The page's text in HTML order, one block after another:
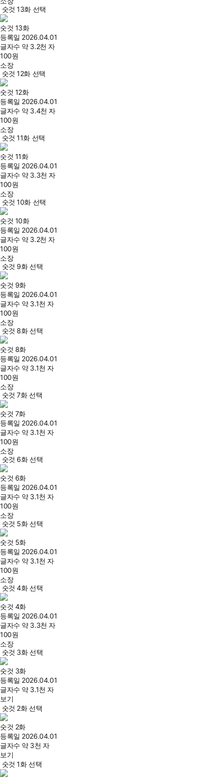
숫것 13화 선택
숫것 13화
등록일 2026.04.01
글자수 약 3.2천 자
100원
소장
숫것 12화 선택
숫것 12화
등록일 2026.04.01
글자수 약 3.4천 자
100원
소장
숫것 11화 선택
숫것 11화
등록일 2026.04.01
글자수 약 3.3천 자
100원
소장
숫것 10화 선택
숫것 10화
등록일 2026.04.01
글자수 약 3.2천 자
100원
소장
숫것 9화 선택
숫것 9화
등록일 2026.04.01
글자수 약 3.1천 자
100원
소장
숫것 8화 선택
숫것 8화
등록일 2026.04.01
글자수 약 3.1천 자
100원
소장
숫것 7화 선택
숫것 7화
등록일 2026.04.01
글자수 약 3.1천 자
100원
소장
숫것 6화 선택
숫것 6화
등록일 2026.04.01
글자수 약 3.1천 자
100원
소장
숫것 5화 선택
숫것 5화
등록일 2026.04.01
글자수 약 3.1천 자
100원
소장
숫것 4화 선택
숫것 4화
등록일 2026.04.01
글자수 약 3.3천 자
100원
소장
숫것 3화 선택
숫것 3화
등록일 2026.04.01
글자수 약 3.1천 자
보기
숫것 2화 선택
숫것 2화
등록일 2026.04.01
글자수 약 3천 자
보기
숫것 1화 선택